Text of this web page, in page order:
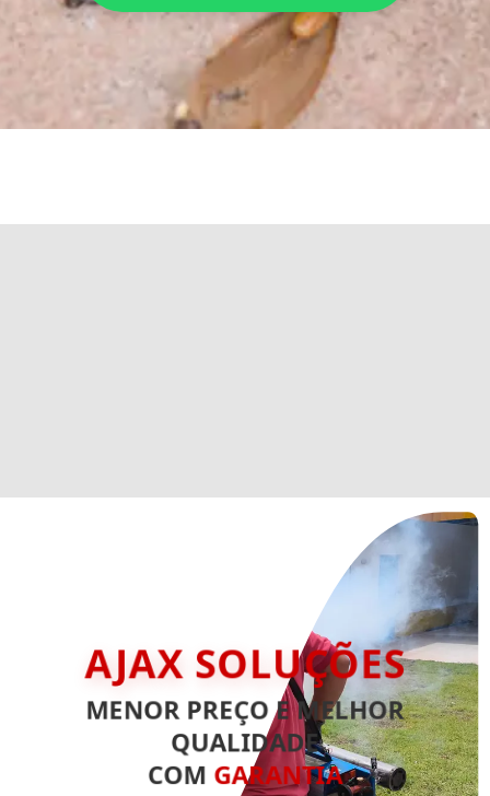
AJAX SOLUÇÕES
MENOR PREÇO E MELHOR
QUALIDADE
COM GARANTIA